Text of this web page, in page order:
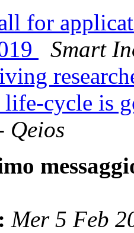
for
Smart
cycle is
Qeios
Mer 5 Feb